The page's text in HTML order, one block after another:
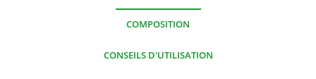
COMPOSITION
CONSEILS D'UTILISATION